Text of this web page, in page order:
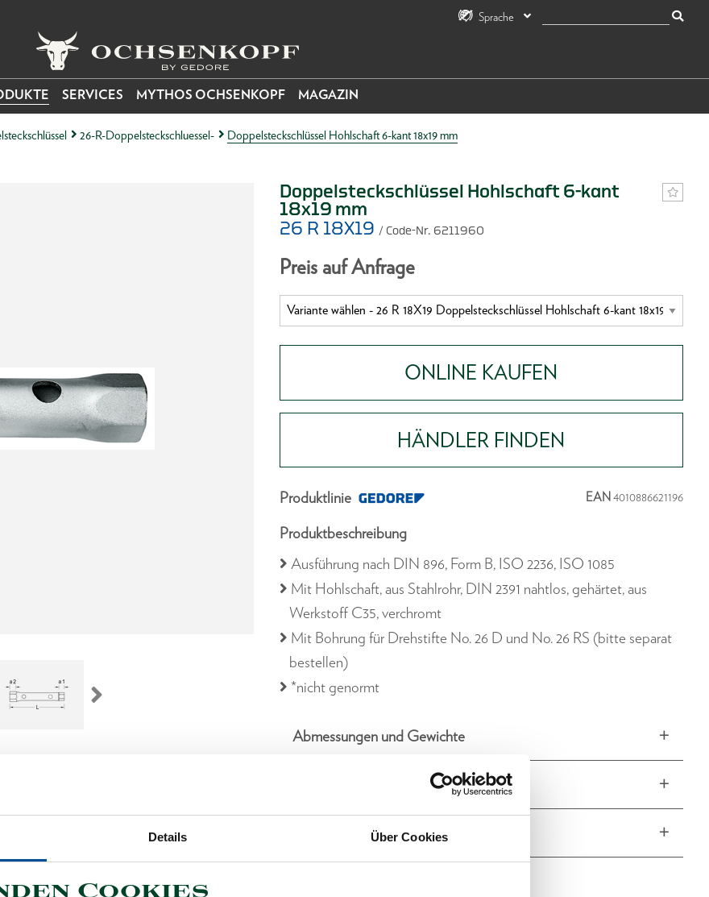
Details Über Cookies
Cookies
Sprache
SERVICES MYTHOS OCHSENKOPF MAGAZIN
26-R-Doppelsteckschluessel- Doppelsteckschlüssel Hohlschaft 6-kant 18x19 mm
Doppelsteckschlüssel Hohlschaft 6-kant
18x19 mm
26 R 18X19 / Code-Nr. 6211960
Preis auf Anfrage
ONLINE KAUFEN
HÄNDLER FINDEN
Produktlinie EAN4010886621196
Produktbeschreibung
Ausführung nach DIN 896, Form B, ISO 2236, ISO 1085
Mit Hohlschaft, aus Stahlrohr, DIN 2391 nahtlos, gehärtet, aus
Werkstoff C35, verchromt
Mit Bohrung für Drehstifte No. 26 D und No. 26 RS (bitte separat
bestellen)
*nicht genormt
Abmessungen und Gewichte
Technische Eigenschaften